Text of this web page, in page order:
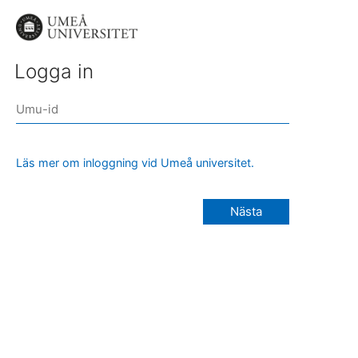
Logga in
Läs mer om inloggning vid Umeå universitet.
Nästa